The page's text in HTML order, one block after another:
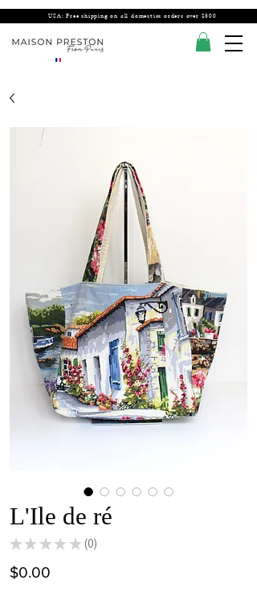
USA: Free shipping on all domestics orders over $300
L'Ile de ré
★ ★ ★ ★ ★ 0
0
$0.00